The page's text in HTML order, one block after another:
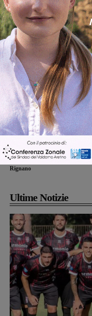
Fiorentino l’uomo
Levane nel 2020
Cronaca 4 Agosto 2026
Un anno fa la
Gianni, Giulia e
processo, lo stop
Articolo precedente
Indagine Consip, Tiziano Renzi
respinge le accuse. Ma l’inchiesta
adesso ha ripercussioni anche a
Rignano
Ultime Notizie